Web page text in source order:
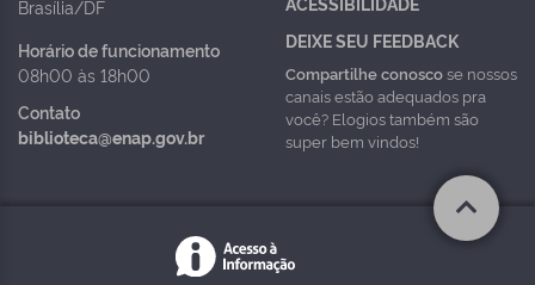
Brasília/DF
Horário de funcionamento
08h00 às 18h00
Contato
biblioteca@enap.gov.br
DEIXE SEU FEEDBACK
Compartilhe conoscose nossos
canais estão adequados pra
você? Elogios também são
super bem vindos!